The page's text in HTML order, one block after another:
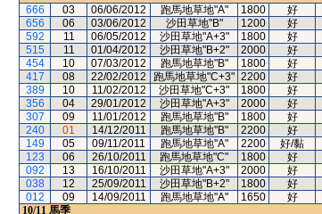
666
03 06/06/2012 跑馬地草地"A" 1800 好
656
06 03/06/2012 沙田草地"B" 1200 好
592
11 06/05/2012 沙田草地"A+3" 1800 好
515
11 01/04/2012 沙田草地"B+2" 2000 好
454
10 07/03/2012 跑馬地草地"B" 1800 好
417
08 22/02/2012 跑馬地草地"C+3" 2200 好
389
10 11/02/2012 沙田草地"C+3" 1800 好
356
04 29/01/2012 沙田草地"A+3" 2000 好
307
09 11/01/2012 跑馬地草地"B" 1800 好
240
01 14/12/2011 跑馬地草地"B" 2200 好
149
05 09/11/2011 跑馬地草地"A" 2200 好/黏
123
06 26/10/2011 跑馬地草地"C" 1800 好
092
13 16/10/2011 沙田草地"A+3" 2000 好
038
12 25/09/2011 沙田草地"B+2" 1800 好
012
09 14/09/2011 跑馬地草地"A" 1650 好
10/11 馬季